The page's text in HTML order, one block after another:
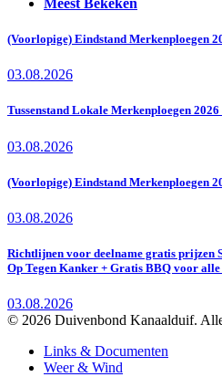
Meest Bekeken
(Voorlopige) Eindstand Merkenploegen
03.08.2026
Tussenstand Lokale Merkenploegen
03.08.2026
(Voorlopige) Eindstand Merkenploegen
03.08.2026
Richtlijnen voor deelname gratis prijzen
Op Tegen Kanker + Gratis BBQ voor
03.08.2026
© 2026 Duivenbond Kanaalduif.
Links & Documenten
Weer & Wind